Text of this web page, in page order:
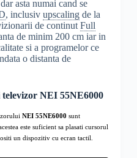
asta numai cand se
, inclusiv upscalingde la
de continut Full
de minim 200 cm iar in
si a programelor ce
o distanta de
NEI 55NE6000
NEI 55NE6000 sunt
este suficient sa plasati cursorul
un dispozitiv cu ecran tactil.